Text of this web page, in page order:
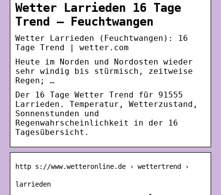
Wetter Larrieden 16 Tage
Trend – Feuchtwangen
Wetter Larrieden (Feuchtwangen): 16
Tage Trend | wetter.com
Heute im Norden und Nordosten wieder
sehr windig bis stürmisch, zeitweise
Regen; …
Der 16 Tage Wetter Trend für 91555
Larrieden. Temperatur, Wetterzustand,
Sonnenstunden und
Regenwahrscheinlichkeit in der 16
Tagesübersicht.
http s://www.wetteronline.de › wettertrend ›
larrieden